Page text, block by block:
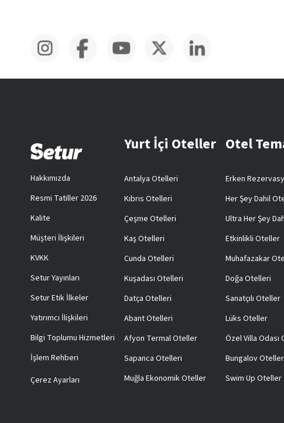
Hakkımızda
Resmi Tatiller 2026
Kalite
Müşteri İlişkileri
KVKK
Setur Yayınları
Setur Etik İlkeler
Yatırımcı İlişkileri
Bilgi Toplumu Hizmetleri
İşlem Rehberi
Çerez Ayarları
Yurt İçi Oteller
Antalya Otelleri
Kıbrıs Otelleri
Çeşme Otelleri
Kaş Otelleri
Cunda Otelleri
Kuşadası Otelleri
Datça Otelleri
Abant Otelleri
Afyon Termal Oteller
Sapanca Otelleri
Muğla Ekonomik Oteller
Otel
Erken
Her Şey Dahil
Ultra Her Şey
Etkinlikli Oteller
Muhafazakar
Doğa Otelleri
Sanatçılı Oteller
Lüks Oteller
Özel Villa Odası
Bungalov
Swim Up Oteller